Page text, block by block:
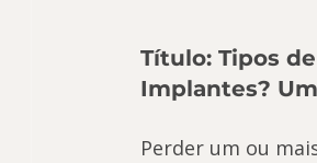
Título: Tipos
Implantes?
Perder um ou